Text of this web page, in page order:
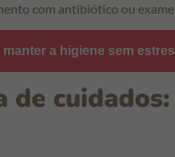
com antibiótico ou
manter a higiene sem
de